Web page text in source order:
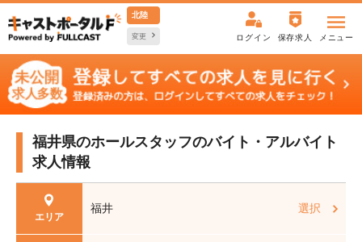
北陸
変更 ログイン 保存求人 メニュー
福井県のホールスタッフのバイト・アルバイト
求人情報
エリア
福井 選択